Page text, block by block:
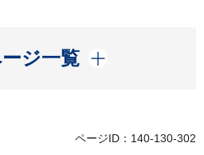
ジ一覧
開く
ページID：140-130-302